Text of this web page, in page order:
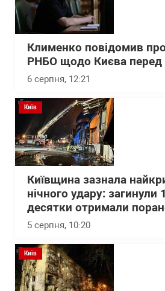
Клименко повідомив
РНБО щодо Києва
6 серпня, 12:21
Київ
Київщина зазнала
нічного удару: загинули
десятки отримали
5 серпня, 10:20
Київ